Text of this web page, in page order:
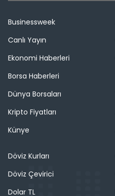
Businessweek
Canlı Yayın
Ekonomi Haberleri
Borsa Haberleri
Dünya Borsaları
Kripto Fiyatları
Künye
Döviz Kurları
Döviz Çevirici
Dolar TL